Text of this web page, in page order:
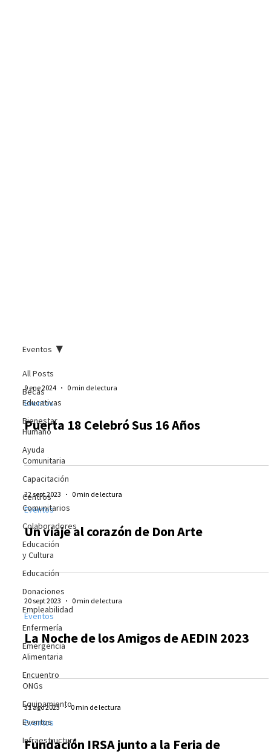
All Posts
Becas
Educativas
Bienestar
Humano
Ayuda
Comunitaria
Capacitación
Centros
Comunitarios
Colaboradores
Educación
y Cultura
Educación
Donaciones
Empleabilidad
Enfermería
Emergencia
Alimentaria
Encuentro
ONGs
Equipamiento
Eventos
Infraestructura
Eventos
9 ene 2024 0 min de lectura
Eventos
Puerta 18 Celebró Sus 16 Años
22 sept 2023 0 min de lectura
Eventos
Un viaje al corazón de Don Arte
20 sept 2023 0 min de lectura
Eventos
La Noche de los Amigos de AEDIN 2023
31 ago 2023 0 min de lectura
Eventos
Fundación IRSA junto a la Feria de